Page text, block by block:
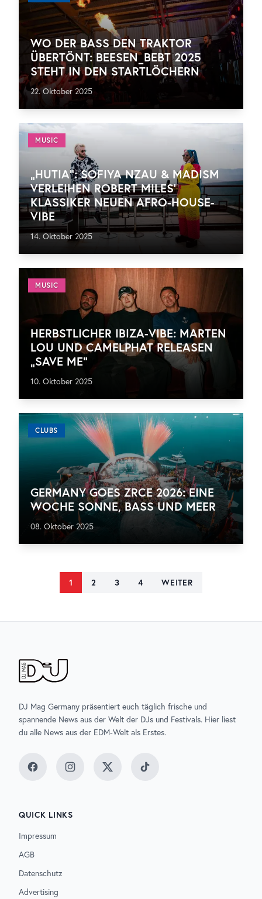
WO DER BASS DEN TRAKTOR
ÜBERTÖNT: BEESEN_BEBT 2025
STEHT IN DEN STARTLÖCHERN
22. Oktober 2025
MUSIC
„HUTIA“: SOFIYA NZAU & MADISM
VERLEIHEN ROBERT MILES’
KLASSIKER NEUEN AFRO-HOUSE-
VIBE
14. Oktober 2025
MUSIC
HERBSTLICHER IBIZA-VIBE: MARTEN
LOU UND CAMELPHAT RELEASEN
„SAVE ME“
10. Oktober 2025
CLUBS
GERMANY GOES ZRCE 2026: EINE
WOCHE SONNE, BASS UND MEER
08. Oktober 2025
1 2 3 4 WEITER
DJ Mag Germany präsentiert euch täglich frische und
spannende News aus der Welt der DJs und Festivals. Hier liest
du alle News aus der EDM-Welt als Erstes.
FacebookInstagramTwitter TikTok
QUICK LINKS
Impressum
AGB
Datenschutz
Advertising